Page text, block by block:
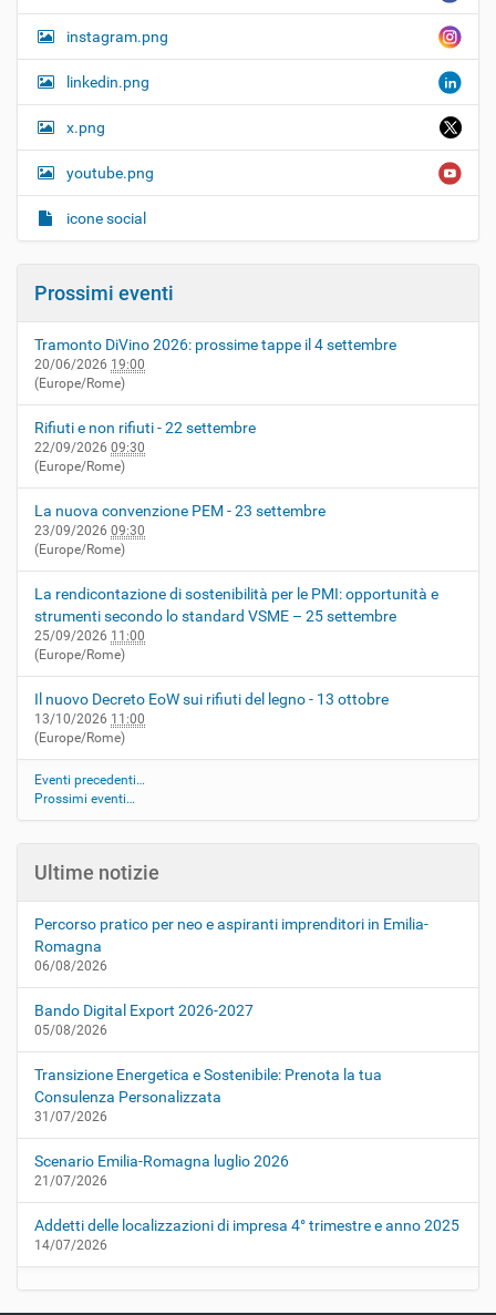
instagram.png
linkedin.png
x.png
youtube.png
icone social
Prossimi eventi
Tramonto DiVino 2026: prossime tappe il 4 settembre
20/06/2026 19:00
(Europe/Rome)
Rifiuti e non rifiuti - 22 settembre
22/09/2026 09:30
(Europe/Rome)
La nuova convenzione PEM - 23 settembre
23/09/2026 09:30
(Europe/Rome)
La rendicontazione di sostenibilità per le PMI: opportunità e
strumenti secondo lo standard VSME – 25 settembre
25/09/2026 11:00
(Europe/Rome)
Il nuovo Decreto EoW sui rifiuti del legno - 13 ottobre
13/10/2026 11:00
(Europe/Rome)
Eventi precedenti…
Prossimi eventi…
Ultime notizie
Percorso pratico per neo e aspiranti imprenditori in Emilia-
Romagna
06/08/2026
Bando Digital Export 2026-2027
05/08/2026
Transizione Energetica e Sostenibile: Prenota la tua
Consulenza Personalizzata
31/07/2026
Scenario Emilia-Romagna luglio 2026
21/07/2026
Addetti delle localizzazioni di impresa 4° trimestre e anno 2025
14/07/2026